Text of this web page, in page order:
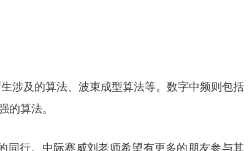
涉及的算法、波束成型算法等。数字中频则包括
算法。
同行。中际赛威刘老师希望有更多的朋友参与其